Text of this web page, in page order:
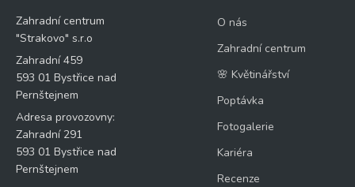
Zahradní centrum
"Strakovo" s.r.o
Zahradní 459
593 01 Bystřice nad
Pernštejnem
Adresa provozovny:
Zahradní 291
593 01 Bystřice nad
Pernštejnem
O nás
Zahradní centrum
🌸 Květinářství
Poptávka
Fotogalerie
Kariéra
Recenze